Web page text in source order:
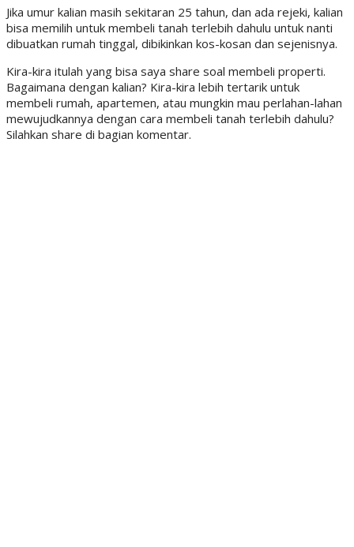
Jika umur kalian masih sekitaran 25 tahun, dan ada rejeki, kalian
bisa memilih untuk membeli tanah terlebih dahulu untuk nanti
dibuatkan rumah tinggal, dibikinkan kos-kosan dan sejenisnya.
Kira-kira itulah yang bisa saya share soal membeli properti.
Bagaimana dengan kalian? Kira-kira lebih tertarik untuk
membeli rumah, apartemen, atau mungkin mau perlahan-lahan
mewujudkannya dengan cara membeli tanah terlebih dahulu?
Silahkan share di bagian komentar.